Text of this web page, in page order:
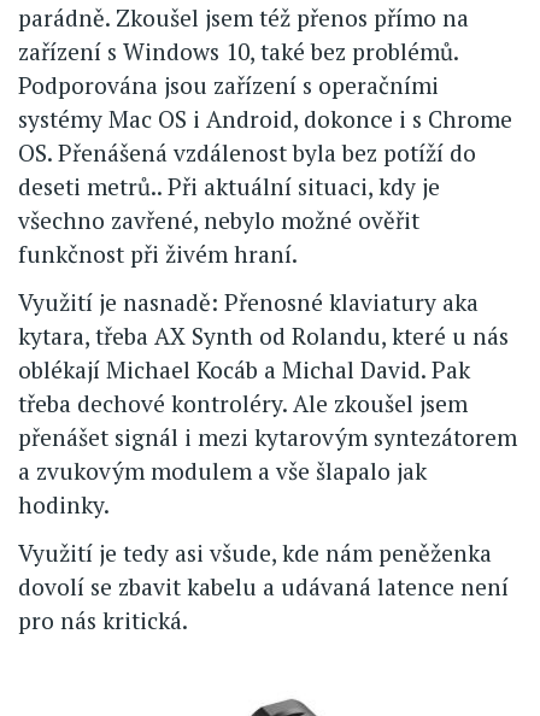
parádně. Zkoušel jsem též přenos přímo na
zařízení s Windows 10, také bez problémů.
Podporována jsou zařízení s operačními
systémy Mac OS i Android, dokonce i s Chrome
OS. Přenášená vzdálenost byla bez potíží do
deseti metrů.. Při aktuální situaci, kdy je
všechno zavřené, nebylo možné ověřit
funkčnost při živém hraní.
Využití je nasnadě: Přenosné klaviatury aka
kytara, třeba AX Synth od Rolandu, které u nás
oblékají Michael Kocáb a Michal David. Pak
třeba dechové kontroléry. Ale zkoušel jsem
přenášet signál i mezi kytarovým syntezátorem
a zvukovým modulem a vše šlapalo jak
hodinky.
Využití je tedy asi všude, kde nám peněženka
dovolí se zbavit kabelu a udávaná latence není
pro nás kritická.